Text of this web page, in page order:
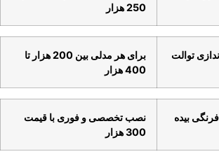
250 هزار
توالت
برای هر مدلی بین 200 هزار تا
400 هزار
بیده
نصب تخصصی و فوری با قیمت
300 هزار